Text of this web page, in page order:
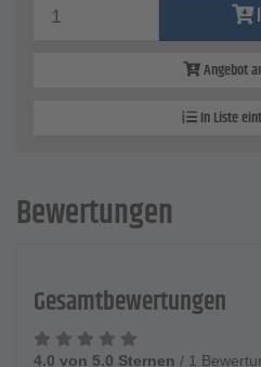
Angebot
In Liste
Bewertungen
Gesamtbewertungen
4.0 von 5.0 Sternen / 1